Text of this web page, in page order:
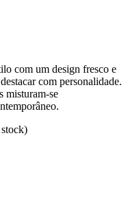
com um design fresco e
com personalidade.
misturam-se